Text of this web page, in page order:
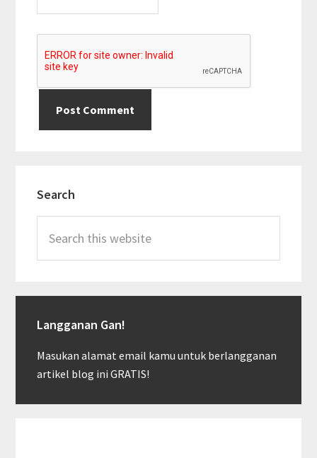
Sidebar
Search
this
website
Langganan Gan!
Masukan alamat email kamu untuk berlangganan
artikel blog ini GRATIS!